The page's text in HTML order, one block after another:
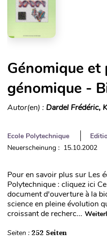
Génomique et
génomique -
Autor(en) : Dardel Frédéric,
Ecole Polytechnique
Neuerscheinung : 15.10.2002
Pour en savoir plus sur Les
Polytechnique : cliquez ici
document d'ouverture à la
science en pleine évolution
croissant de recherc...
Seiten : 252 Seiten